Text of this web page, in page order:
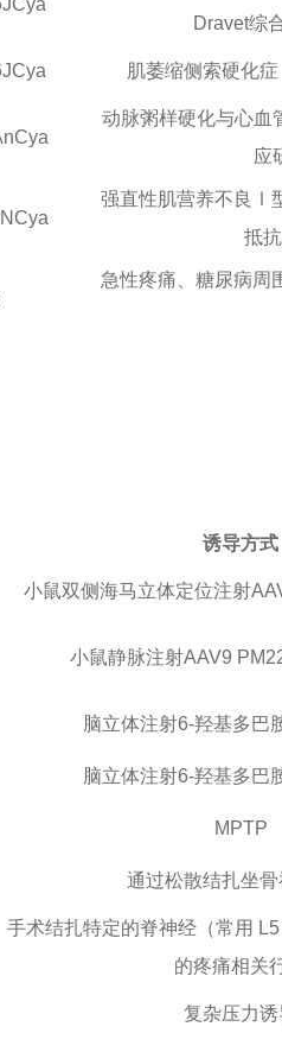
Dravet综
肌萎缩侧索硬化
动脉粥样硬化与心血
应
强直性肌营养不良Ⅰ
抵
急性疼痛、糖尿病周
诱导方式
小鼠双侧海马立体定位注射
小鼠静脉注射AAV9
脑立体注射6-羟基多巴
脑立体注射6-羟基多巴
MPTP
通过松散结扎坐
手术结扎特定的脊神经（常用
的疼痛相关
复杂压力诱